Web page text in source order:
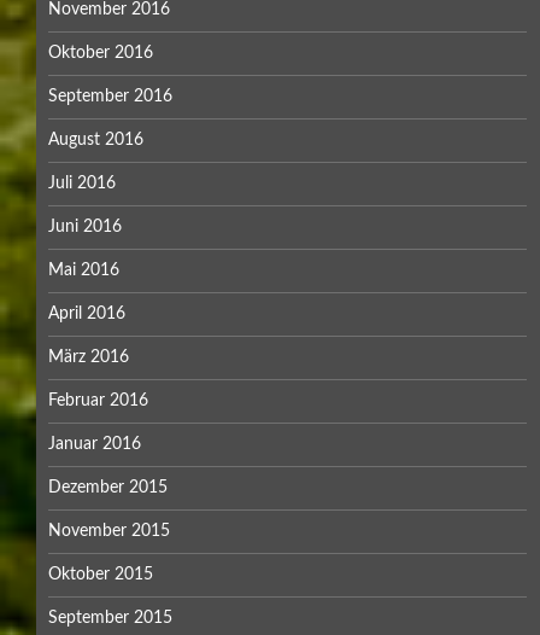
November 2016
Oktober 2016
September 2016
August 2016
Juli 2016
Juni 2016
Mai 2016
April 2016
März 2016
Februar 2016
Januar 2016
Dezember 2015
November 2015
Oktober 2015
September 2015